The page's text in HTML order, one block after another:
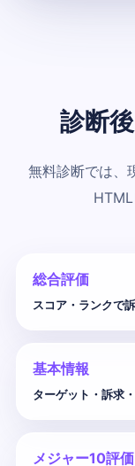
診断
無料診断では、
HTML
総合評価
スコア・ランクで
基本情報
ターゲット・訴求
メジャー10評価